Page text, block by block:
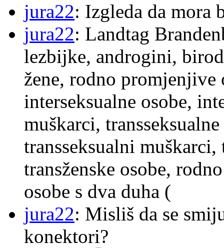
jura22: Izgleda da mora
jura22: Landtag
lezbijke, androgini,
žene, rodno
interseksualne osobe,
muškarci,
transseksualni muškarci,
transženske osobe,
osobe s dva duha (
jura22: Misliš da se
konektori?